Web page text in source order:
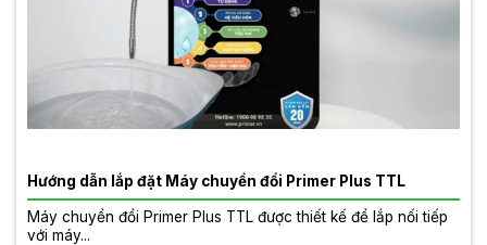
Hướng dẫn lắp đặt Máy chuyển đổi Primer Plus TTL
Máy chuyển đổi Primer Plus TTL được thiết kế để lắp nối tiếp
với máy...